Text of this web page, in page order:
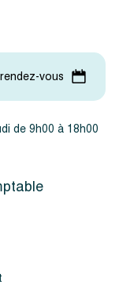
de 9h00 à 18h00
vous